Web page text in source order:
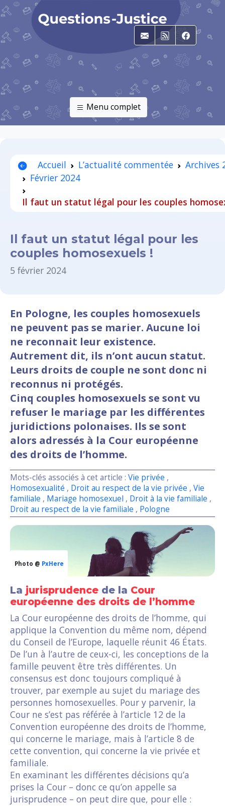
E-mailRSS
Menu complet
Accueil L’actualité commentée
Archives
Février 2024
Il faut un statut légal pour les couples
Il faut un statut légal pour les
couples homosexuels !
5 février 2024
En Pologne, les couples homosexuels
ne peuvent pas se marier. Aucune loi
ne reconnait leur existence.
Autrement dit, ils n’ont aucun statut.
Leurs droits de couple ne sont donc ni
reconnus ni protégés.
Cinq couples homosexuels se sont vu
refuser le mariage par les différentes
juridictions polonaises. Ils se sont
alors adressés à la Cour européenne
des droits de l’homme.
Mots-clés associés à cet article : Vie privée ,
Homosexualité , Droit au respect de la vie privée , Vie
familiale , Mariage homosexuel , Droit à la vie familiale ,
Droit au respect de la vie familiale , Pologne
Photo @ PxHere
La jurisprudence de la Cour
européenne des droits de l’homme
La Cour européenne des droits de l’homme, qui
applique la Convention du même nom, dépend
du Conseil de l’Europe, laquelle réunit 46 États.
De l’un à l’autre de ceux-ci, les conceptions de la
famille peuvent être très différentes. Un
consensus est donc toujours compliqué à
trouver, par exemple au sujet du mariage des
personnes homosexuelles. Pour y parvenir, la
Cour ne s’est pas référée à l’article 12 de la
Convention européenne des droits de l’homme,
qui concerne le mariage, mais à l’article 8 de
cette convention, qui concerne la vie privée et
familiale.
En examinant les différentes décisions qu’a
prises la Cour – donc ce qu’on appelle sa
jurisprudence – on peut dire que, pour elle :